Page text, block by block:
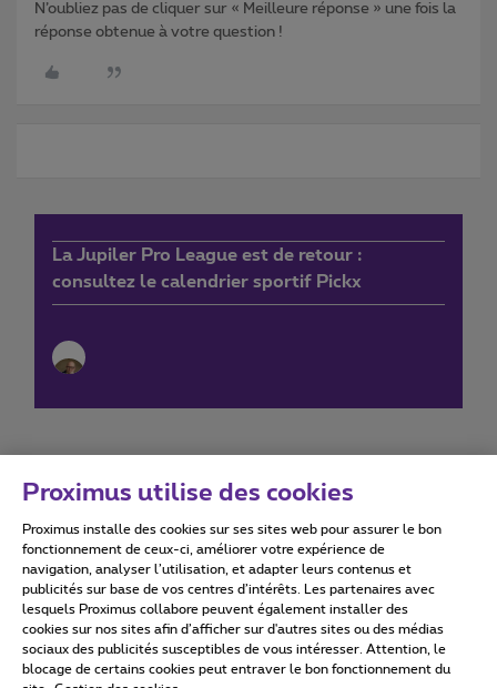
N’oubliez pas de cliquer sur « Meilleure réponse » une fois la
réponse obtenue à votre question !
La Jupiler Pro League est de retour :
consultez le calendrier sportif Pickx
Conditions d'utilisation Accessibility statement
Tous droits réservés. © 2026 Proximus
Proximus utilise des cookies
Proximus installe des cookies sur ses sites web pour assurer le bon
fonctionnement de ceux-ci, améliorer votre expérience de
navigation, analyser l’utilisation, et adapter leurs contenus et
publicités sur base de vos centres d’intérêts. Les partenaires avec
lesquels Proximus collabore peuvent également installer des
cookies sur nos sites afin d’afficher sur d'autres sites ou des médias
sociaux des publicités susceptibles de vous intéresser. Attention, le
blocage de certains cookies peut entraver le bon fonctionnement du